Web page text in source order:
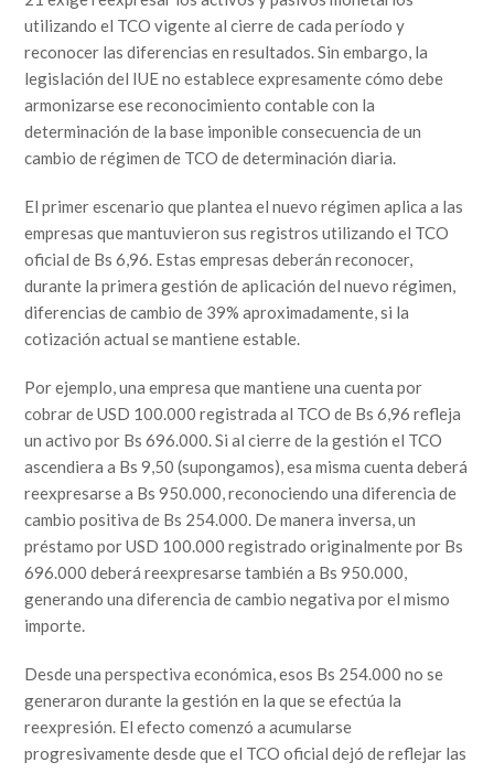
utilizando el TCO vigente al cierre de cada período y
reconocer las diferencias en resultados. Sin embargo, la
legislación del IUE no establece expresamente cómo debe
armonizarse ese reconocimiento contable con la
determinación de la base imponible consecuencia de un
cambio de régimen de TCO de determinación diaria.
El primer escenario que plantea el nuevo régimen aplica a las
empresas que mantuvieron sus registros utilizando el TCO
oficial de Bs 6,96. Estas empresas deberán reconocer,
durante la primera gestión de aplicación del nuevo régimen,
diferencias de cambio de 39% aproximadamente, si la
cotización actual se mantiene estable.
Por ejemplo, una empresa que mantiene una cuenta por
cobrar de USD 100.000 registrada al TCO de Bs 6,96 refleja
un activo por Bs 696.000. Si al cierre de la gestión el TCO
ascendiera a Bs 9,50 (supongamos), esa misma cuenta deberá
reexpresarse a Bs 950.000, reconociendo una diferencia de
cambio positiva de Bs 254.000. De manera inversa, un
préstamo por USD 100.000 registrado originalmente por Bs
696.000 deberá reexpresarse también a Bs 950.000,
generando una diferencia de cambio negativa por el mismo
importe.
Desde una perspectiva económica, esos Bs 254.000 no se
generaron durante la gestión en la que se efectúa la
reexpresión. El efecto comenzó a acumularse
progresivamente desde que el TCO oficial dejó de reflejar las